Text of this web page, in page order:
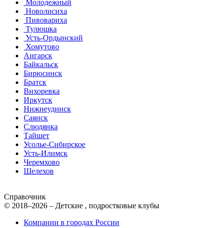
Молодежный
Новолисиха
Пивовариха
Тулюшка
Усть-Ордынский
Хомутово
Ангарск
Байкальск
Бирюсинск
Братск
Вихоревка
Иркутск
Нижнеудинск
Саянск
Слюдянка
Тайшет
Усолье-Сибирское
Усть-Илимск
Черемхово
Шелехов
Справочник
© 2018–2026 – Детские , подростковые клубы
Компании в городах России